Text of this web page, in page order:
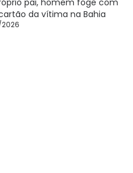
da vítima na Bahia